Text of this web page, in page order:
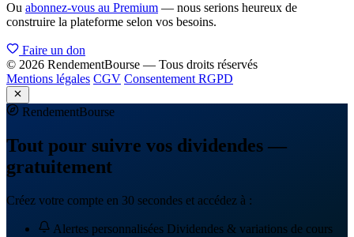
Ou abonnez-vous au Premium — nous serions heureux de
construire la plateforme selon vos besoins.
Faire un don
© 2026 RendementBourse — Tous droits réservés
Mentions légales CGV Consentement RGPD
RendementBourse
Tout pour suivre vos dividendes —
gratuitement
Créez votre compte en 30 secondes et accédez à :
Alertes personnalisées Dividendes & variations de cours